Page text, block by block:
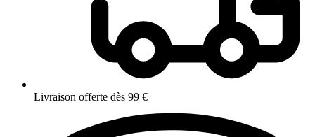
Livraison offerte dès 99 €